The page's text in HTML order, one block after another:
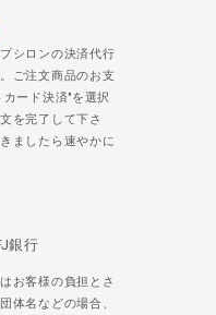
シロンの決済代行
ご注文商品のお支
ード決済"を選択
を完了して下さ
ましたら速やかに
銀行
お客様の負担とさ
体名などの場合、